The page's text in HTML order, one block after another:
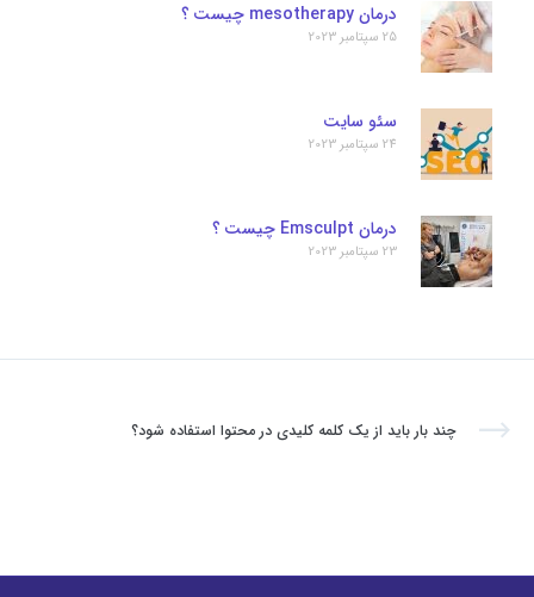
درمان mesotherapy چیست ؟
25 سپتامبر 2023
سئو سایت
24 سپتامبر 2023
درمان Emsculpt چیست ؟
23 سپتامبر 2023
چند بار باید از یک کلمه کلیدی در محتوا استفاده شود؟